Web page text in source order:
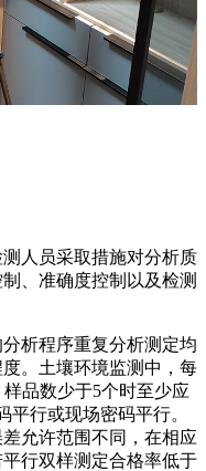
人员采取措施对分析质
、准确度控制以及检测
析程序重复分析测定均
。土壤环境监测中，每
品数少于5个时至少应
行或现场密码平行。
允许范围不同，在相应
行双样测定合格率低于